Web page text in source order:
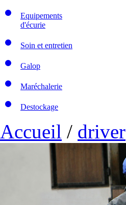
Equipements
d'écurie
Soin et entretien
Galop
Maréchalerie
Destockage
Accueil / driver